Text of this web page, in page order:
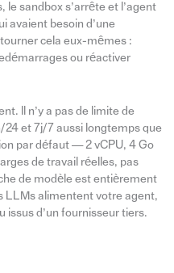
le sandbox s’arrête et l’agent
avaient besoin d’une
cela eux-mêmes :
ou réactiver
Il n’y a pas de limite de
24 et 7j/7 aussi longtemps que
par défaut — 2 vCPU, 4 Go
de travail réelles, pas
de modèle est entièrement
LLMs alimentent votre agent,
issus d’un fournisseur tiers.